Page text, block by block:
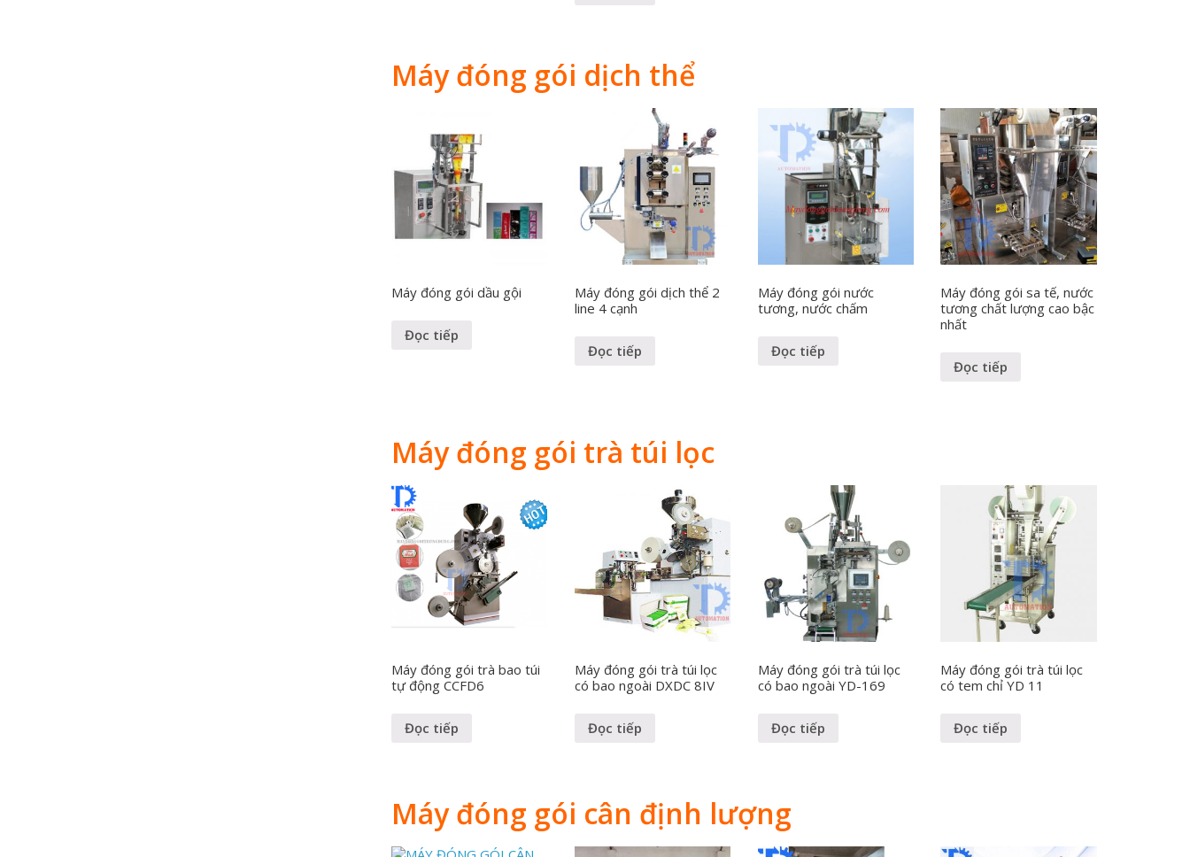
Máy đóng gói dịch thể
Máy đóng gói dầu gội
Đọc tiếp
Máy đóng gói dịch thể 2
line 4 cạnh
Đọc tiếp
Máy đóng gói nước
tương, nước chấm
Đọc tiếp
Máy đóng gói sa tế, nước
tương chất lượng cao bậc
nhất
Đọc tiếp
Máy đóng gói trà túi lọc
Máy đóng gói trà bao túi
tự động CCFD6
Đọc tiếp
Máy đóng gói trà túi lọc
có bao ngoài DXDC 8IV
Đọc tiếp
Máy đóng gói trà túi lọc
có bao ngoài YD-169
Đọc tiếp
Máy đóng gói trà túi lọc
có tem chỉ YD 11
Đọc tiếp
Máy đóng gói cân định lượng